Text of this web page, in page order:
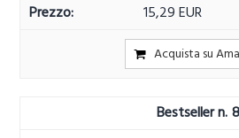
15,29 EUR
Acquista su
8